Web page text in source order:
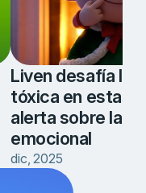
Liven desafía la
tóxica en estas
alerta sobre la
emocional
dic, 2025